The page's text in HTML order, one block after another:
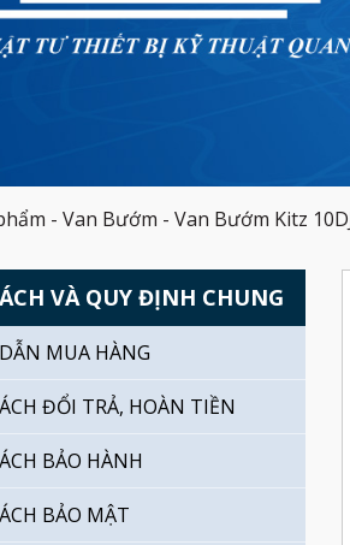
- Van Bướm - Van Bướm Kitz
VÀ QUY ĐỊNH CHUNG
MUA HÀNG
ĐỔI TRẢ, HOÀN TIỀN
BẢO HÀNH
BẢO MẬT